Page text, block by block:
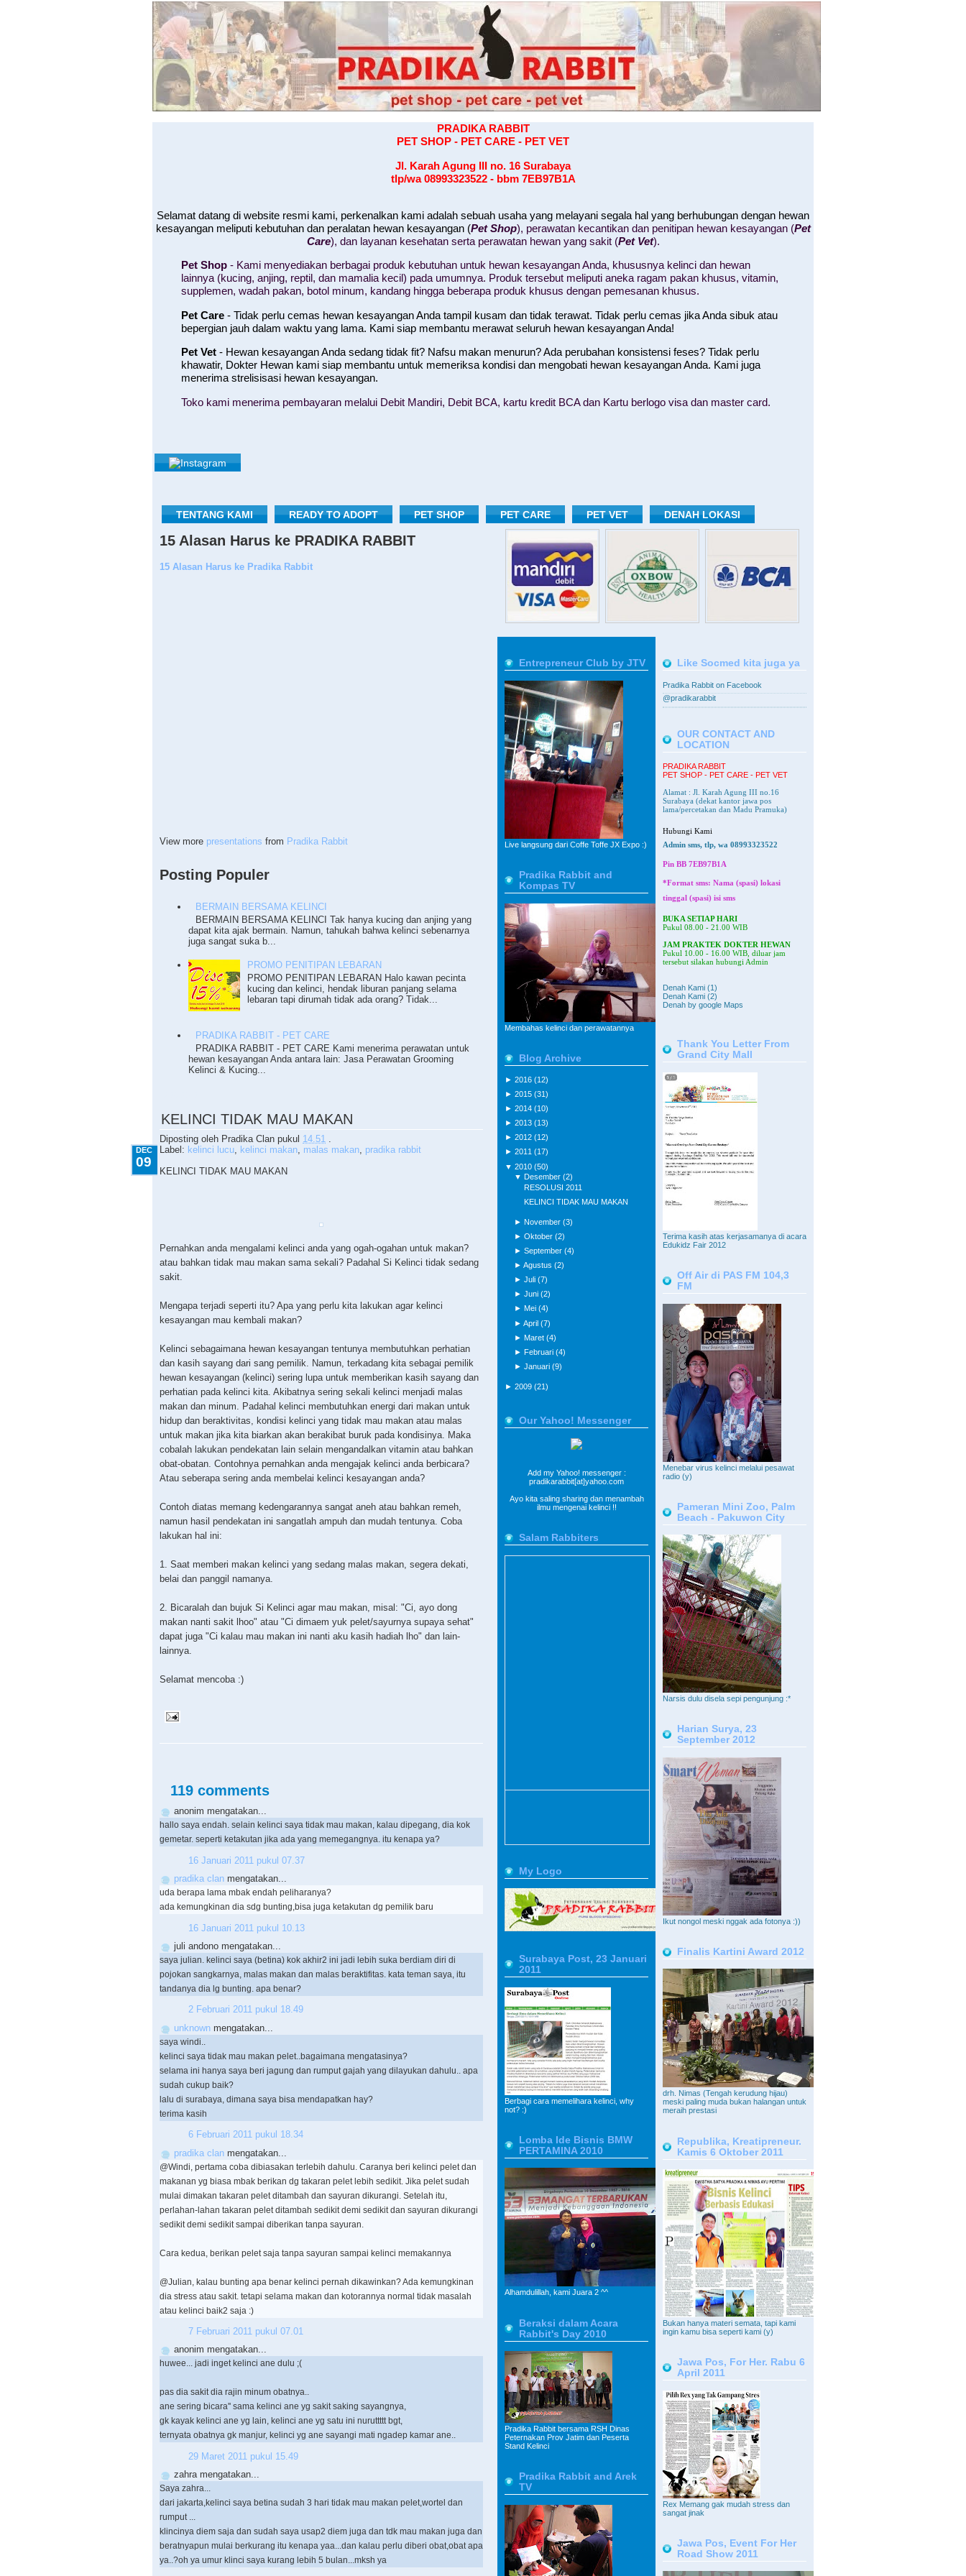
PRADIKA RABBIT
PET SHOP - PET CARE - PET VET
Jl. Karah Agung III no. 16 Surabaya
tlp/wa 08993323522 - bbm 7EB97B1A
Selamat datang di website resmi kami, perkenalkan kami adalah sebuah usaha yang melayani segala hal yang berhubungan dengan hewan
kesayangan meliputi kebutuhan dan peralatan hewan kesayangan (Pet Shop), perawatan kecantikan dan penitipan hewan kesayangan (Pet
Care), dan layanan kesehatan serta perawatan hewan yang sakit (Pet Vet).
Pet Shop - Kami menyediakan berbagai produk kebutuhan untuk hewan kesayangan Anda, khususnya kelinci dan hewan
lainnya (kucing, anjing, reptil, dan mamalia kecil) pada umumnya. Produk tersebut meliputi aneka ragam pakan khusus, vitamin,
supplemen, wadah pakan, botol minum, kandang hingga beberapa produk khusus dengan pemesanan khusus.
Pet Care - Tidak perlu cemas hewan kesayangan Anda tampil kusam dan tidak terawat. Tidak perlu cemas jika Anda sibuk atau
bepergian jauh dalam waktu yang lama. Kami siap membantu merawat seluruh hewan kesayangan Anda!
Pet Vet - Hewan kesayangan Anda sedang tidak fit? Nafsu makan menurun? Ada perubahan konsistensi feses? Tidak perlu
khawatir, Dokter Hewan kami siap membantu untuk memeriksa kondisi dan mengobati hewan kesayangan Anda. Kami juga
menerima strelisisasi hewan kesayangan.
Toko kami menerima pembayaran melalui Debit Mandiri, Debit BCA, kartu kredit BCA dan Kartu berlogo visa dan master card.
TENTANG KAMI READY TO ADOPT PET SHOP PET CARE PET VET DENAH LOKASI
15 Alasan Harus ke PRADIKA RABBIT
15 Alasan Harus ke Pradika Rabbit
View more presentations from Pradika Rabbit
Posting Populer
BERMAIN BERSAMA KELINCI
BERMAIN BERSAMA KELINCI Tak hanya kucing dan anjing yang
dapat kita ajak bermain. Namun, tahukah bahwa kelinci sebenarnya
juga sangat suka b...
PROMO PENITIPAN LEBARAN
PROMO PENITIPAN LEBARAN Halo kawan pecinta
kucing dan kelinci, hendak liburan panjang selama
lebaran tapi dirumah tidak ada orang? Tidak...
PRADIKA RABBIT - PET CARE
PRADIKA RABBIT - PET CARE Kami menerima perawatan untuk
hewan kesayangan Anda antara lain: Jasa Perawatan Grooming
Kelinci & Kucing...
KELINCI TIDAK MAU MAKAN
Diposting oleh Pradika Clan pukul 14.51 .
DEC
09
Label: kelinci lucu, kelinci makan, malas makan, pradika rabbit
KELINCI TIDAK MAU MAKAN
Pernahkan anda mengalami kelinci anda yang ogah-ogahan untuk makan?
atau bahkan tidak mau makan sama sekali? Padahal Si Kelinci tidak sedang
sakit.
Mengapa terjadi seperti itu? Apa yang perlu kita lakukan agar kelinci
kesayangan mau kembali makan?
Kelinci sebagaimana hewan kesayangan tentunya membutuhkan perhatian
dan kasih sayang dari sang pemilik. Namun, terkadang kita sebagai pemilik
hewan kesayangan (kelinci) sering lupa untuk memberikan kasih sayang dan
perhatian pada kelinci kita. Akibatnya sering sekali kelinci menjadi malas
makan dan minum. Padahal kelinci membutuhkan energi dari makan untuk
hidup dan beraktivitas, kondisi kelinci yang tidak mau makan atau malas
untuk makan jika kita biarkan akan berakibat buruk pada kondisinya. Maka
cobalah lakukan pendekatan lain selain mengandalkan vitamin atau bahkan
obat-obatan. Contohnya pernahkan anda mengajak kelinci anda berbicara?
Atau seberapa sering anda membelai kelinci kesayangan anda?
Contoh diatas memang kedengarannya sangat aneh atau bahkan remeh,
namun hasil pendekatan ini sangatlah ampuh dan mudah tentunya. Coba
lakukan hal ini:
1. Saat memberi makan kelinci yang sedang malas makan, segera dekati,
belai dan panggil namanya.
2. Bicaralah dan bujuk Si Kelinci agar mau makan, misal: "Ci, ayo dong
makan nanti sakit lhoo" atau "Ci dimaem yuk pelet/sayurnya supaya sehat"
dapat juga "Ci kalau mau makan ini nanti aku kasih hadiah lho" dan lain-
lainnya.
Selamat mencoba :)
119 comments
anonim mengatakan...
hallo saya endah. selain kelinci saya tidak mau makan, kalau dipegang, dia kok
gemetar. seperti ketakutan jika ada yang memegangnya. itu kenapa ya?
16 Januari 2011 pukul 07.37
pradika clan mengatakan...
uda berapa lama mbak endah peliharanya?
ada kemungkinan dia sdg bunting,bisa juga ketakutan dg pemilik baru
16 Januari 2011 pukul 10.13
juli andono mengatakan...
saya julian. kelinci saya (betina) kok akhir2 ini jadi lebih suka berdiam diri di
pojokan sangkarnya, malas makan dan malas beraktifitas. kata teman saya, itu
tandanya dia lg bunting. apa benar?
2 Februari 2011 pukul 18.49
unknown mengatakan...
saya windi..
kelinci saya tidak mau makan pelet..bagaimana mengatasinya?
selama ini hanya saya beri jagung dan rumput gajah yang dilayukan dahulu.. apa
sudah cukup baik?
lalu di surabaya, dimana saya bisa mendapatkan hay?
terima kasih
6 Februari 2011 pukul 18.34
pradika clan mengatakan...
@Windi, pertama coba dibiasakan terlebih dahulu. Caranya beri kelinci pelet dan
makanan yg biasa mbak berikan dg takaran pelet lebih sedikit. Jika pelet sudah
mulai dimakan takaran pelet ditambah dan sayuran dikurangi. Setelah itu,
perlahan-lahan takaran pelet ditambah sedikit demi sedikit dan sayuran dikurangi
sedikit demi sedikit sampai diberikan tanpa sayuran.
Cara kedua, berikan pelet saja tanpa sayuran sampai kelinci memakannya
@Julian, kalau bunting apa benar kelinci pernah dikawinkan? Ada kemungkinan
dia stress atau sakit. tetapi selama makan dan kotorannya normal tidak masalah
atau kelinci baik2 saja :)
7 Februari 2011 pukul 07.01
anonim mengatakan...
huwee... jadi inget kelinci ane dulu ;(
pas dia sakit dia rajin minum obatnya..
ane sering bicara'' sama kelinci ane yg sakit saking sayangnya,
gk kayak kelinci ane yg lain, kelinci ane yg satu ini nuruttttt bgt,
ternyata obatnya gk manjur, kelinci yg ane sayangi mati ngadep kamar ane..
29 Maret 2011 pukul 15.49
zahra mengatakan...
Saya zahra...
dari jakarta,kelinci saya betina sudah 3 hari tidak mau makan pelet,wortel dan
rumput ...
klincinya diem saja dan sudah saya usap2 diem juga dan tdk mau makan juga dan
beratnyapun mulai berkurang itu kenapa yaa...dan kalau perlu diberi obat,obat apa
ya..?oh ya umur klinci saya kurang lebih 5 bulan...mksh ya
Like Socmed kita juga ya
Pradika Rabbit on Facebook
@pradikarabbit
OUR CONTACT AND
LOCATION
PRADIKA RABBIT
PET SHOP - PET CARE - PET VET
Alamat : Jl. Karah Agung III no.16
Surabaya (dekat kantor jawa pos
lama/percetakan dan Madu Pramuka)
Hubungi Kami
Admin sms, tlp, wa 08993323522
Pin BB 7EB97B1A
*Format sms: Nama (spasi) lokasi
tinggal (spasi) isi sms
BUKA SETIAP HARI
Pukul 08.00 - 21.00 WIB
JAM PRAKTEK DOKTER HEWAN
Pukul 10.00 - 16.00 WIB, diluar jam
tersebut silakan hubungi Admin
Denah Kami (1)
Denah Kami (2)
Denah by google Maps
Thank You Letter From
Grand City Mall
Terima kasih atas kerjasamanya di acara
Edukidz Fair 2012
Off Air di PAS FM 104,3
FM
Menebar virus kelinci melalui pesawat
radio (y)
Pameran Mini Zoo, Palm
Beach - Pakuwon City
Narsis dulu disela sepi pengunjung :*
Harian Surya, 23
September 2012
Ikut nongol meski nggak ada fotonya :))
Finalis Kartini Award 2012
drh. Nimas (Tengah kerudung hijau)
meski paling muda bukan halangan untuk
meraih prestasi
Republika, Kreatipreneur.
Kamis 6 Oktober 2011
Bukan hanya materi semata, tapi kami
ingin kamu bisa seperti kami (y)
Jawa Pos, For Her. Rabu 6
April 2011
Rex Memang gak mudah stress dan
sangat jinak
Jawa Pos, Event For Her
Road Show 2011
Entrepreneur Club by JTV
Live langsung dari Coffe Toffe JX Expo :)
Pradika Rabbit and
Kompas TV
Membahas kelinci dan perawatannya
Blog Archive
► 2016 (12)
► 2015 (31)
► 2014 (10)
► 2013 (13)
► 2012 (12)
► 2011 (17)
▼ 2010 (50)
▼ Desember (2)
RESOLUSI 2011
KELINCI TIDAK MAU MAKAN
► November (3)
► Oktober (2)
► September (4)
► Agustus (2)
► Juli (7)
► Juni (2)
► Mei (4)
► April (7)
► Maret (4)
► Februari (4)
► Januari (9)
► 2009 (21)
Our Yahoo! Messenger
Add my Yahoo! messenger :
pradikarabbit[at]yahoo.com
Ayo kita saling sharing dan menambah
ilmu mengenai kelinci !!
Salam Rabbiters
My Logo
Surabaya Post, 23 Januari
2011
Berbagi cara memelihara kelinci, why
not? :)
Lomba Ide Bisnis BMW
PERTAMINA 2010
Alhamdulillah, kami Juara 2 ^^
Beraksi dalam Acara
Rabbit's Day 2010
Pradika Rabbit bersama RSH Dinas
Peternakan Prov Jatim dan Peserta
Stand Kelinci
Pradika Rabbit and Arek
TV